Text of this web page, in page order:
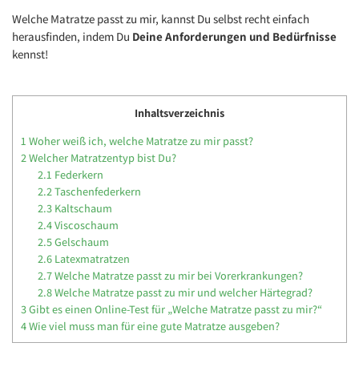
Welche Matratze passt zu mir, kannst Du selbst recht einfach
herausfinden, indem Du Deine Anforderungen und Bedürfnisse
kennst!
Inhaltsverzeichnis
1 Woher weiß ich, welche Matratze zu mir passt?
2Welcher Matratzentyp bist Du?
2.1 Federkern
2.2Taschenfederkern
2.3 Kaltschaum
2.4Viscoschaum
2.5Gelschaum
2.6 Latexmatratzen
2.7Welche Matratze passt zu mir bei Vorerkrankungen?
2.8Welche Matratze passt zu mir und welcher Härtegrad?
3Gibt es einen Online-Test für „Welche Matratze passt zu mir?“
4Wie viel muss man für eine gute Matratze ausgeben?